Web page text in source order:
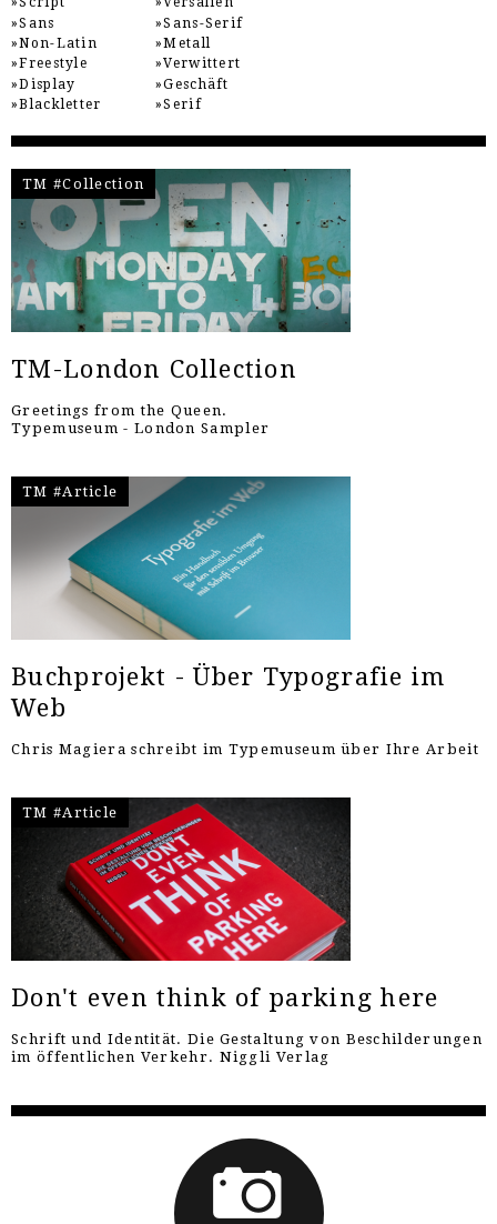
Sans
Non-Latin
Freestyle
Display
Blackletter
Sans-Serif
Metall
Verwittert
Geschäft
Serif
TM #Collection
TM-London Collection
Greetings from the Queen.
Typemuseum - London Sampler
TM #Article
Buchprojekt - Über Typografie im
Web
Chris Magiera schreibt im Typemuseum über Ihre Arbeit
TM #Article
Don't even think of parking here
Schrift und Identität. Die Gestaltung von Beschilderungen
im öffentlichen Verkehr. Niggli Verlag